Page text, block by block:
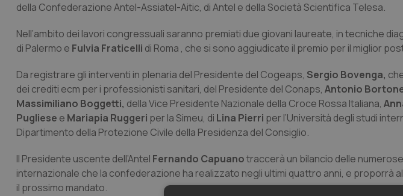
della Confederazione Antel-Assiatel-Aitic, di Antel e della Società Scientifica Telesa.
Nell’ambito dei lavori congressuali saranno premiati due giovani laureate, in tecniche
di Palermo e Fulvia Fraticelli di Roma , che si sono aggiudicate il premio per il miglior
Da registrare gli interventi in plenaria del Presidente del Cogeaps, Sergio Bovenga,
dei crediti ecm per i professionisti sanitari, del Presidente del Conaps, Antonio
Massimiliano Boggetti, della Vice Presidente Nazionale della Croce Rossa Italiana,
Pugliese e Mariapia Ruggeri per la Simeu, di Lina Pierri per l’Università degli studi
Dipartimento della Protezione Civile della Presidenza del Consiglio.
Il Presidente uscente dell’Antel Fernando Capuanotraccerà un bilancio delle
internazionale che la confederazione ha realizzato negli ultimi quattro anni, e proporrà
il prossimo mandato.